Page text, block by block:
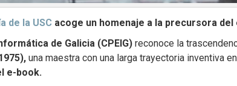
de la USC acoge un homenaje a la precursora del
de Galicia (CPEIG) reconoce la
una maestra con una larga trayectoria inventiva
e-book.